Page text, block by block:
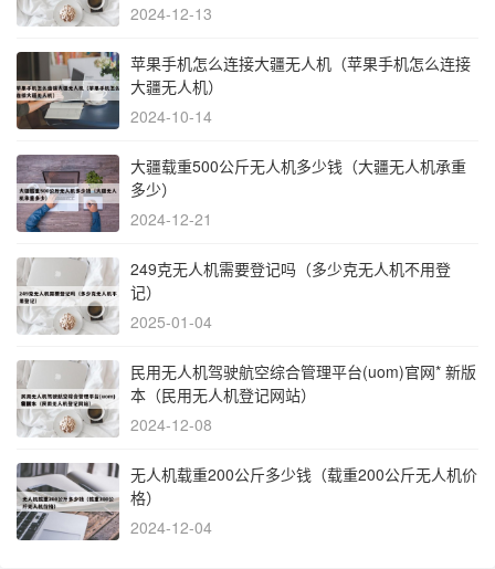
2024-12-13
苹果手机怎么连接大疆无人机（苹果手机怎么连接
大疆无人机）
2024-10-14
大疆载重500公斤无人机多少钱（大疆无人机承重
多少）
2024-12-21
249克无人机需要登记吗（多少克无人机不用登
记）
2025-01-04
民用无人机驾驶航空综合管理平台(uom)官网* 新版
本（民用无人机登记网站）
2024-12-08
无人机载重200公斤多少钱（载重200公斤无人机价
格）
2024-12-04